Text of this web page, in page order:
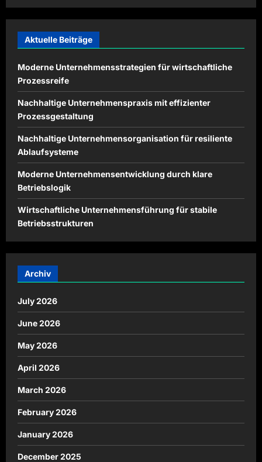
Aktuelle Beiträge
Moderne Unternehmensstrategien für wirtschaftliche
Prozessreife
Nachhaltige Unternehmenspraxis mit effizienter
Prozessgestaltung
Nachhaltige Unternehmensorganisation für resiliente
Ablaufsysteme
Moderne Unternehmensentwicklung durch klare
Betriebslogik
Wirtschaftliche Unternehmensführung für stabile
Betriebsstrukturen
Archiv
July 2026
June 2026
May 2026
April 2026
March 2026
February 2026
January 2026
December 2025